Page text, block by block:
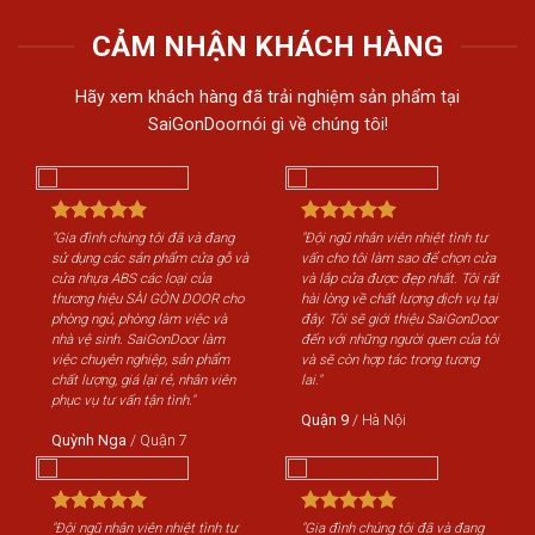
CẢM NHẬN KHÁCH HÀNG
Hãy xem khách hàng đã trải nghiệm sản phẩm tại
SaiGonDoornói gì về chúng tôi!
"Gia đình chúng tôi đã và đang
sử dụng các sản phẩm cửa gỗ và
cửa nhựa ABS các loại của
thương hiệu SÀI GÒN DOOR cho
phòng ngủ, phòng làm việc và
nhà vệ sinh. SaiGonDoor làm
việc chuyên nghiệp, sản phẩm
chất lượng, giá lại rẻ, nhân viên
phục vụ tư vấn tận tình."
Quỳnh Nga / Quận 7
"Đội ngũ nhân viên nhiệt tình tư
vấn cho tôi làm sao để chọn cửa
và lắp cửa được đẹp nhất. Tôi rất
hài lòng về chất lượng dịch vụ tại
đây. Tôi sẽ giới thiệu SaiGonDoor
đến với những người quen của tôi
và sẽ còn hợp tác trong tương
lai."
Quận 9 / Hà Nội
"Đội ngũ nhân viên nhiệt tình tư
"Gia đình chúng tôi đã và đang